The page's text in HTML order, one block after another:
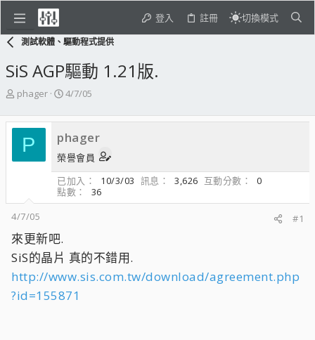
登入 註冊 切換模式
測試軟體、驅動程式提供
SiS AGP驅動 1.21版.
主
發
起
人
phager
開
日
期
4/7/05
P phager
榮譽會員
已加入
10/3/03 訊息 3,626 互動分數
0
點數
36
4/7/05
#1
來更新吧.
SiS的晶片 真的不錯用.
http://www.sis.com.tw/download/agreement.php
?id=155871